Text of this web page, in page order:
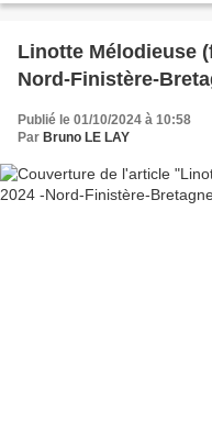
Linotte Mélodieuse
Nord-Finistère-
Publié le 01/10/2024 à 10:58
Par Bruno LE LAY